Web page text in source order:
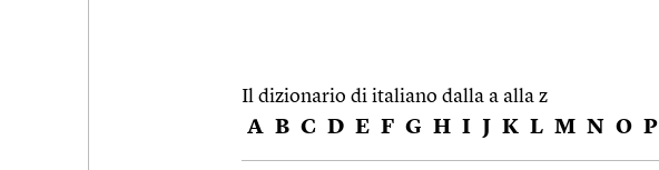
Il dizionario di italiano dalla a alla z
A B C D E F G H I J K L M N O P